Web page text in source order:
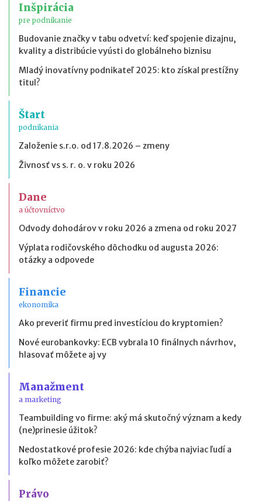
Inšpirácia
pre podnikanie
Budovanie značky v tabu odvetví: keď spojenie dizajnu,
kvality a distribúcie vyústi do globálneho biznisu
Mladý inovatívny podnikateľ 2025: kto získal prestížny
titul?
Štart
podnikania
Založenie s.r.o. od 17.8.2026 – zmeny
Živnosť vs s. r. o. v roku 2026
Dane
a účtovníctvo
Odvody dohodárov v roku 2026 a zmena od roku 2027
Výplata rodičovského dôchodku od augusta 2026:
otázky a odpovede
Financie
ekonomika
Ako preveriť firmu pred investíciou do kryptomien?
Nové eurobankovky: ECB vybrala 10 finálnych návrhov,
hlasovať môžete aj vy
Manažment
a marketing
Teambuilding vo firme: aký má skutočný význam a kedy
(ne)prinesie úžitok?
Nedostatkové profesie 2026: kde chýba najviac ľudí a
koľko môžete zarobiť?
Právo